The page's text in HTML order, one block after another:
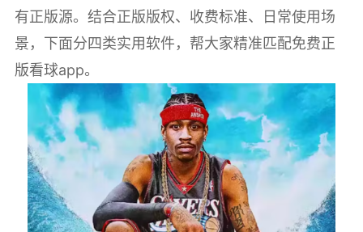
有正版源。结合正版版权、收费标准、日常使用场
景，下面分四类实用软件，帮大家精准匹配免费正
版看球app。